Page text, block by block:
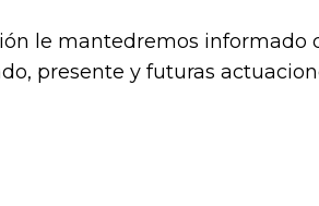
le mantedremos informado
presente y futuras